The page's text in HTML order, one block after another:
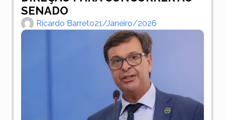
SENADO
Ricardo Barreto21/janeiro/2026